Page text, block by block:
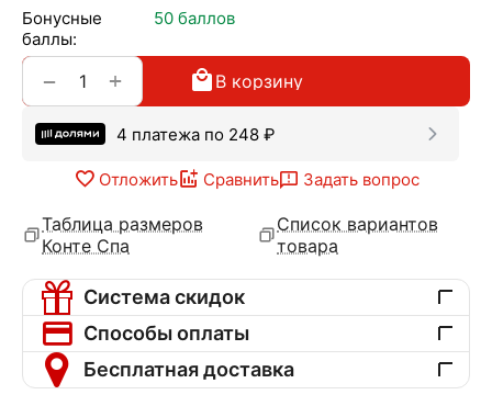
Бонусные
баллы:
50 баллов
+
− В корзину
4 платежа по 248 ₽
Отложить Сравнить Задать вопрос
Таблица размеров
Конте Спа
Список вариантов
товара
Система скидок
Способы оплаты
Бесплатная доставка